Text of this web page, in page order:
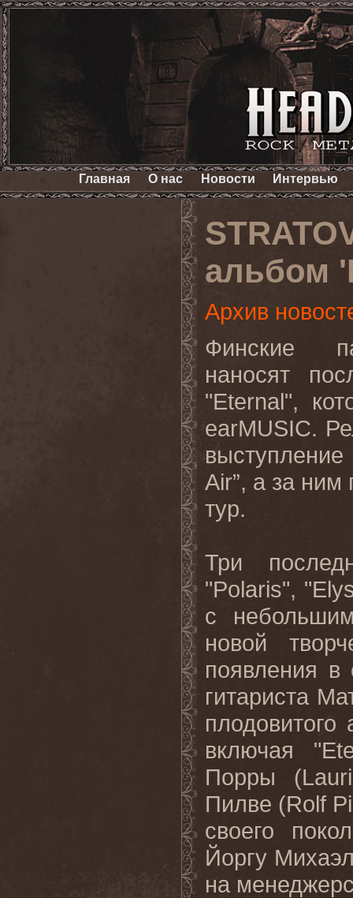
Главная О нас Новости Интервью
альбом
Архив
Финские
наносят
"Eternal",
earMUSIC.
Air”, а за ним
тур.
Три
"Polaris", "
с
новой
появления в
гитариста
включая "
Порры (Lauri
Пилве (Rolf
своего
Йоргу
на